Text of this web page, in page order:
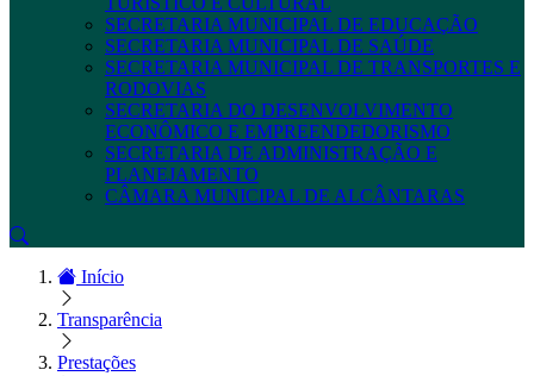
SECRETARIA MUNICIPAL DE EDUCAÇÃO
SECRETARIA MUNICIPAL DE SAÚDE
SECRETARIA MUNICIPAL DE TRANSPORTES E
RODOVIAS
SECRETARIA DO DESENVOLVIMENTO
ECONÔMICO E EMPREENDEDORISMO
SECRETARIA DE ADMINISTRAÇÃO E
PLANEJAMENTO
CÂMARA MUNICIPAL DE ALCÂNTARAS
Início
Transparência
Prestações